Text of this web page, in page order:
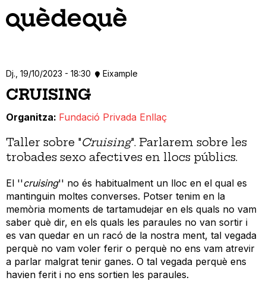
contingut
Dj., 19/10/2023 - 18:30 Eixample
CRUISING
Organitza Fundació Privada Enllaç
Taller sobre "Cruising". Parlarem sobre les
trobades sexo afectives en llocs públics.
El ''cruising'' no és habitualment un lloc en el qual es
mantinguin moltes converses. Potser tenim en la
memòria moments de tartamudejar en els quals no vam
saber què dir, en els quals les paraules no van sortir i
es van quedar en un racó de la nostra ment, tal vegada
perquè no vam voler ferir o perquè no ens vam atrevir
a parlar malgrat tenir ganes. O tal vegada perquè ens
havien ferit i no ens sortien les paraules.